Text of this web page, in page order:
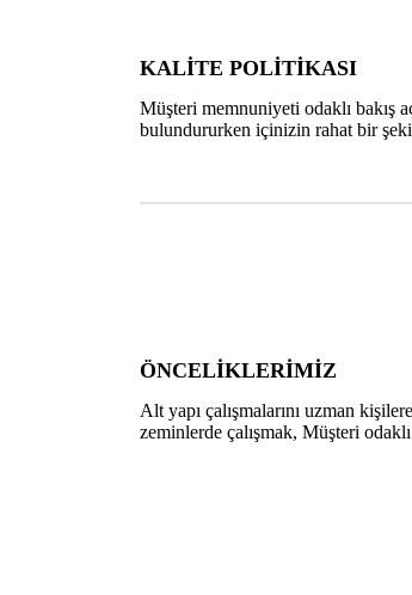
KALİTE POLİTİKASI
Müşteri memnuniyeti odaklı bakış
bulundururken içinizin rahat bir
ÖNCELİKLERİMİZ
Alt yapı çalışmalarını uzman
zeminlerde çalışmak, Müşteri